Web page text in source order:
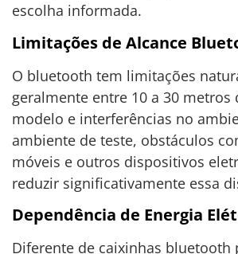
escolha informada.
Limitações de Alcance
O bluetooth tem limitações
geralmente entre 10 a 30 metros
modelo e interferências no
ambiente de teste, obstáculos
móveis e outros dispositivos
reduzir significativamente essa
Dependência de Energia
Diferente de caixinhas bluetooth